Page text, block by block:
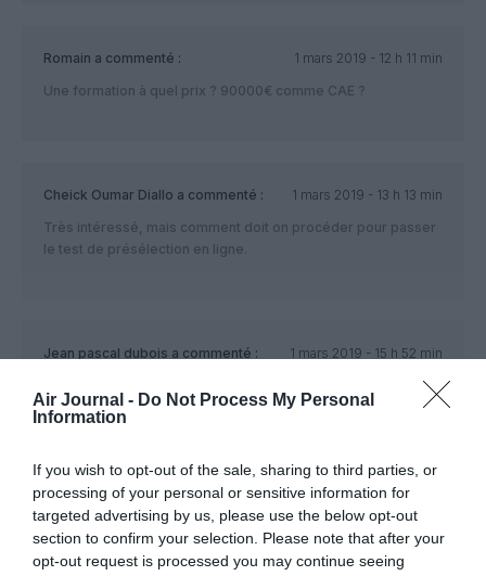
Air Journal - Do Not Process My Personal
Information
If you wish to opt-out of the sale, sharing to third parties, or
processing of your personal or sensitive information for
targeted advertising by us, please use the below opt-out
section to confirm your selection. Please note that after your
opt-out request is processed you may continue seeing
Romain a commenté :
1 mars 2019 - 12 h 11 min
Une formation à quel prix ? 90000€ comme CAE ?
Cheick Oumar Diallo a commenté :
1 mars 2019 - 13 h 13 min
Très intéressé, mais comment doit on procéder pour passer
le test de présélection en ligne.
Jean pascal dubois a commenté :
1 mars 2019 - 15 h 52 min
Gabdoua commenté :
1 mars 2019 - 17 h 01 min
Je me suis renseigné, la formation coûte la modique somme
de 103000€. Pour les tests en ligne, il faut aller sur ce lien :
https://www.cats-aviation.com/index.php/en/afa-